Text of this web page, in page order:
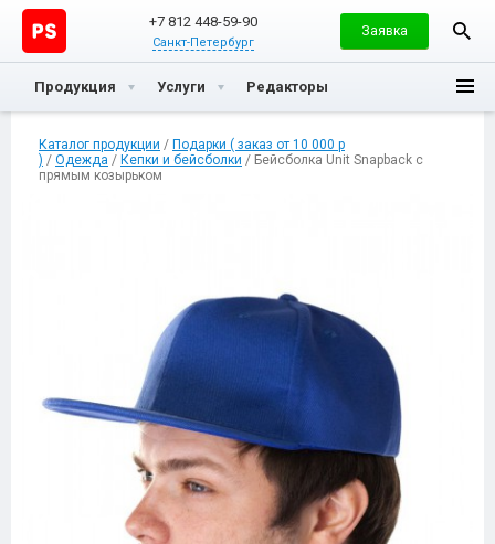
+7 812 448-59-90
Санкт-Петербург
Заявка
Продукция Услуги Редакторы
Каталог продукции / Подарки ( заказ от 10 000 р
) / Одежда / Кепки и бейсболки / Бейсболка Unit Snapback с
прямым козырьком